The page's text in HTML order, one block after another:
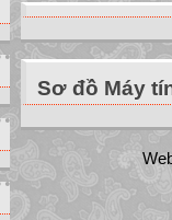
Sơ đồ Máy